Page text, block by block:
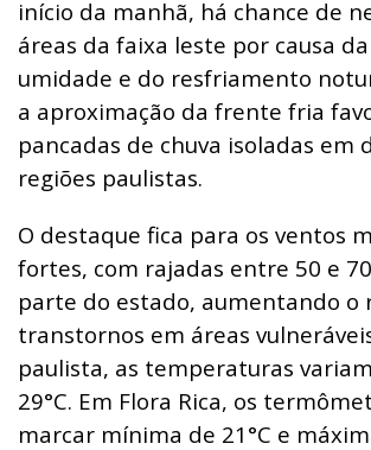
início da manhã, há chance de
áreas da faixa leste por causa
umidade e do resfriamento
a aproximação da frente fria
pancadas de chuva isoladas em
regiões paulistas.
O destaque fica para os ventos
fortes, com rajadas entre 50 e
parte do estado, aumentando o
transtornos em áreas
paulista, as temperaturas
29°C. Em Flora Rica, os
marcar mínima de 21°C e